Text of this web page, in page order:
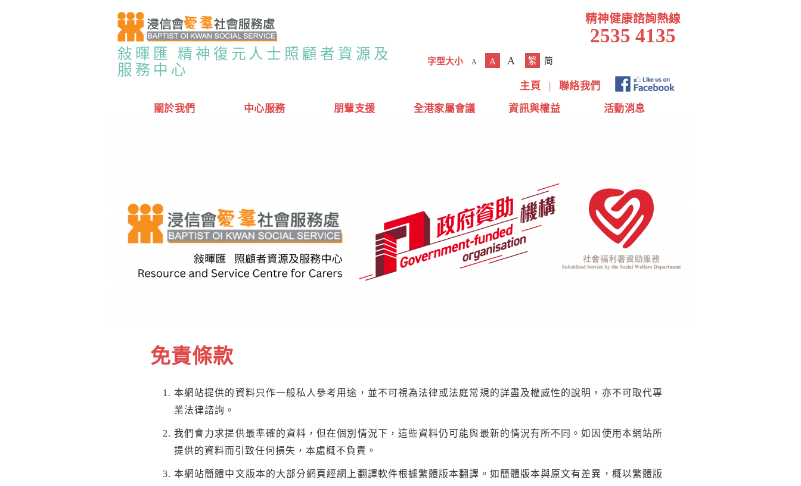
敍暉匯 精神復元人士照顧者資源及
服務中心
精神健康諮詢熱線
2535 4135
字型大小 A A A 繁 简
主頁 | 聯絡我們
關於我們 中心服務 朋輩支援 全港家屬會議 資訊與權益 活動消息
免責條款
本網站提供的資料只作一般私人參考用途，並不可視為法律或法庭常規的詳盡及權威性的說明，亦不可取代專
業法律諮詢。
我們會力求提供最準確的資料，但在個別情況下，這些資料仍可能與最新的情況有所不同。如因使用本網站所
提供的資料而引致任何損失，本處概不負責。
本網站簡體中文版本的大部分網頁經網上翻譯軟件根據繁體版本翻譯。如簡體版本與原文有差異，概以繁體版